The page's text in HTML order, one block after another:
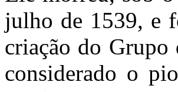
julho de 1539, e
criação do Grupo
considerado o